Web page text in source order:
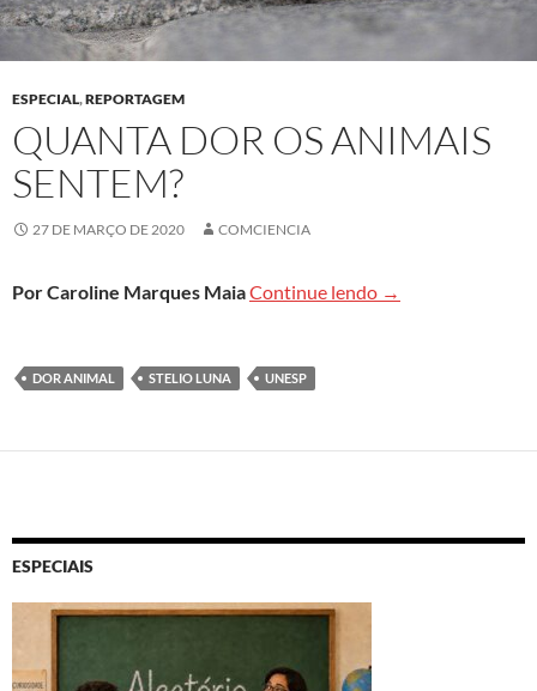
ESPECIAL,REPORTAGEM
QUANTA DOR OS ANIMAIS
SENTEM?
27 DE MARÇO DE 2020 COMCIENCIA
Por Caroline Marques MaiaContinue lendo Quanta dor os
→
DOR ANIMAL STELIO LUNA UNESP
ESPECIAIS